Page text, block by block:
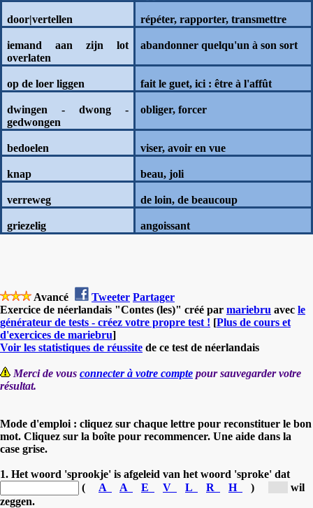
door|vertellen répéter, rapporter, transmettre
iemand aan zijn lot
overlaten
abandonner quelqu'un à son sort
op de loer liggen fait le guet, ici : être à l'affût
dwingen - dwong -
gedwongen
obliger, forcer
bedoelen viser, avoir en vue
knap beau, joli
verreweg de loin, de beaucoup
griezelig angoissant
Avancé Tweeter Partager
Exercice de néerlandais "Contes (les)" créé par mariebru avec le
générateur de tests - créez votre propre test ! [Plus de cours et
d'exercices de mariebru]
Voir les statistiques de réussite de ce test de néerlandais
Merci de vous connecter à votre compte pour sauvegarder votre
résultat.
Mode d'emploi : cliquez sur chaque lettre pour reconstituer le bon
mot. Cliquez sur la boîte pour recommencer. Une aide dans la
case grise.
1. Het woord 'sprookje' is afgeleid van het woord 'sproke' dat
(
A A E V L R H )
wil
zeggen.